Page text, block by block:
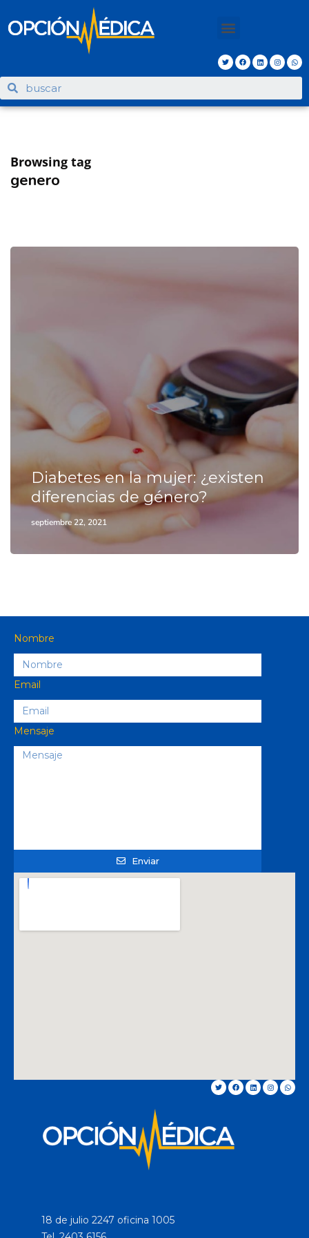
Browsing tag
genero
Diabetes en la mujer: ¿existen
diferencias de género?
septiembre 22, 2021
Nombre
Email
Mensaje
Enviar
18 de julio 2247 oficina 1005